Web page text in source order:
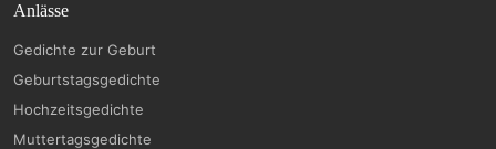
Anlässe
Gedichte zur Geburt
Geburtstagsgedichte
Hochzeitsgedichte
Muttertagsgedichte